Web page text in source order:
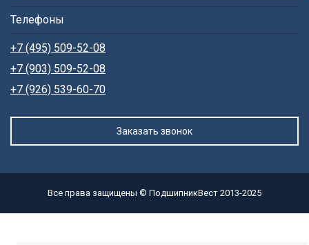
Телефоны
+7 (495) 509-52-08
+7 (903) 509-52-08
+7 (926) 539-60-70
Заказать звонок
Все права защищены © ПодшипникВест 2013-2025